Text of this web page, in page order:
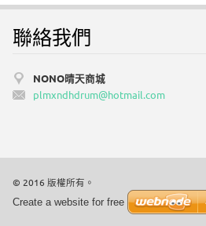
聯絡我們
NONO晴天商城
plmxndhdrum@hotmail.com
© 2016 版權所有。
Create a website for free